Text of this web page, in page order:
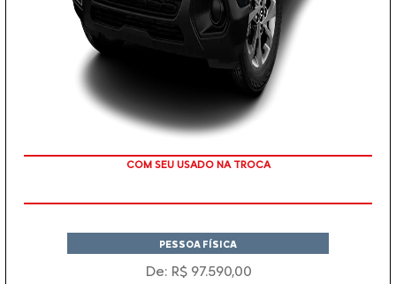
TAXA ZERO
PESSOA FÍSICA
De: R$ 97.590,00